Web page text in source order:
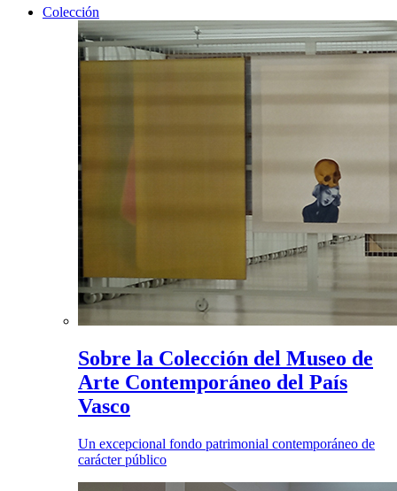
Colección
Sobre la Colección del Museo de
Arte Contemporáneo del País
Vasco
Un excepcional fondo patrimonial contemporáneo de
carácter público